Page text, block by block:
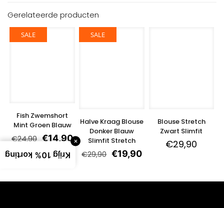
Gerelateerde producten
SALE
Fish Zwemshort
Mint Groen Blauw
€24,90 €14,90
SALE
Halve Kraag Blouse
Donker Blauw
Slimfit Stretch
€29,90 €19,90
Blouse Stretch
Zwart Slimfit
€29,90
Krijg 10% korting
×